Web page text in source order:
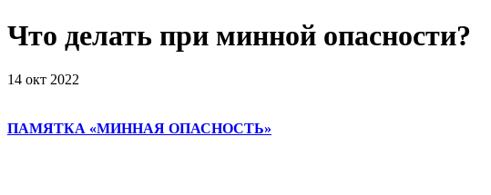
Что делать при минной опасности?
14 окт 2022
ПАМЯТКА «МИННАЯ ОПАСНОСТЬ»